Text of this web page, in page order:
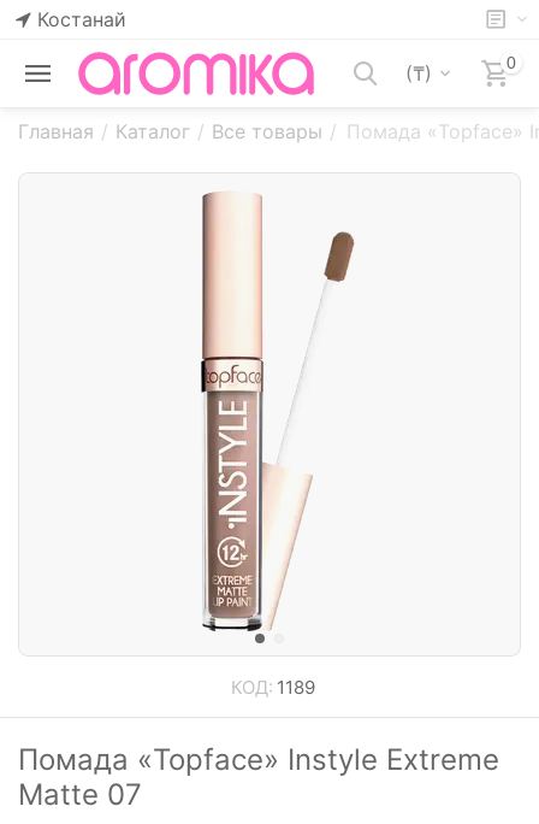
Костанай
(₸) 0
Главная / Каталог / Все товары / Помада «Topface»
КОД: 1189
Помада «Topface» Instyle Extreme
Matte 07